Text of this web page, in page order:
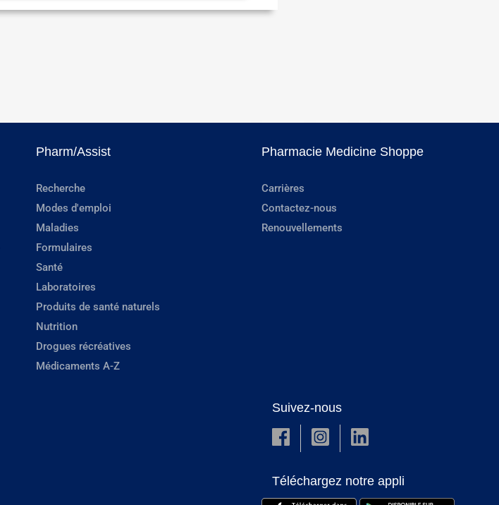
Pharm/Assist
Recherche
Modes d'emploi
Maladies
Formulaires
Santé
Laboratoires
Produits de santé naturels
Nutrition
Drogues récréatives
Médicaments A-Z
Pharmacie Medicine Shoppe
Carrières
Contactez-nous
Renouvellements
Suivez-nous
Téléchargez notre appli